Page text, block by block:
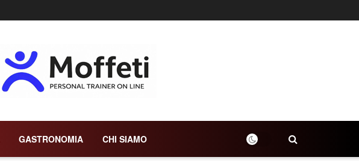
GASTRONOMIA CHI SIAMO